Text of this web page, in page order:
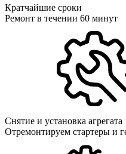
Кратчайшие сроки
Ремонт в течении 60 минут
Снятие и установка агрегата
Отремонтируем стартеры и